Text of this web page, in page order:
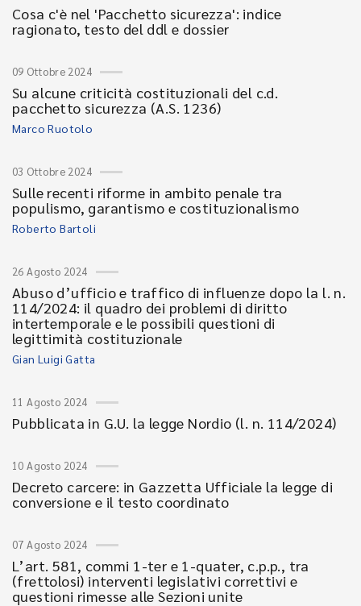
Cosa c'è nel 'Pacchetto sicurezza': indice
ragionato, testo del ddl e dossier
09 Ottobre 2024
Su alcune criticità costituzionali del c.d.
pacchetto sicurezza (A.S. 1236)
Marco Ruotolo
03 Ottobre 2024
Sulle recenti riforme in ambito penale tra
populismo, garantismo e costituzionalismo
Roberto Bartoli
26 Agosto 2024
Abuso d’ufficio e traffico di influenze dopo la l. n.
114/2024: il quadro dei problemi di diritto
intertemporale e le possibili questioni di
legittimità costituzionale
Gian Luigi Gatta
11 Agosto 2024
Pubblicata in G.U. la legge Nordio (l. n. 114/2024)
10 Agosto 2024
Decreto carcere: in Gazzetta Ufficiale la legge di
conversione e il testo coordinato
07 Agosto 2024
L’art. 581, commi 1-ter e 1-quater, c.p.p., tra
(frettolosi) interventi legislativi correttivi e
questioni rimesse alle Sezioni unite